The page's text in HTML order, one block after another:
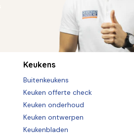
Keukens
Buitenkeukens
Keuken offerte check
Keuken onderhoud
Keuken ontwerpen
Keukenbladen